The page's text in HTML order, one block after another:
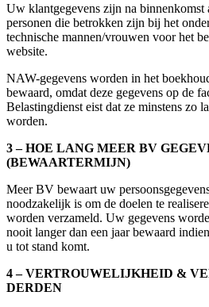
Uw klantgegevens zijn na binnenkomst
personen die betrokken zijn bij het
technische mannen/vrouwen voor het
website.
NAW-gegevens worden in het
bewaard, omdat deze gegevens op de
Belastingdienst eist dat ze minstens zo
worden.
3 – HOE LANG MEER BV
(BEWAARTERMIJN)
Meer BV bewaart uw
noodzakelijk is om de doelen te
worden verzameld. Uw gegevens
nooit langer dan een jaar bewaard
u tot stand komt.
4 – VERTROUWELIJKHEID &
DERDEN